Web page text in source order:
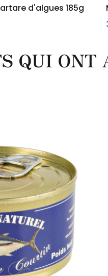
d'algues 185g
QUI ONT